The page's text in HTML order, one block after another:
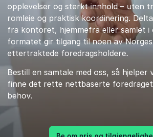
opplevelser og sterkt innhold – uten
romleie og praktisk koordinering.
fra kontoret, hjemmefra eller samlet i
formatet gir tilgang til noen av
ettertraktede foredragsholdere.
Bestill en samtale med oss, så hjelper
finne det rette nettbaserte
behov.